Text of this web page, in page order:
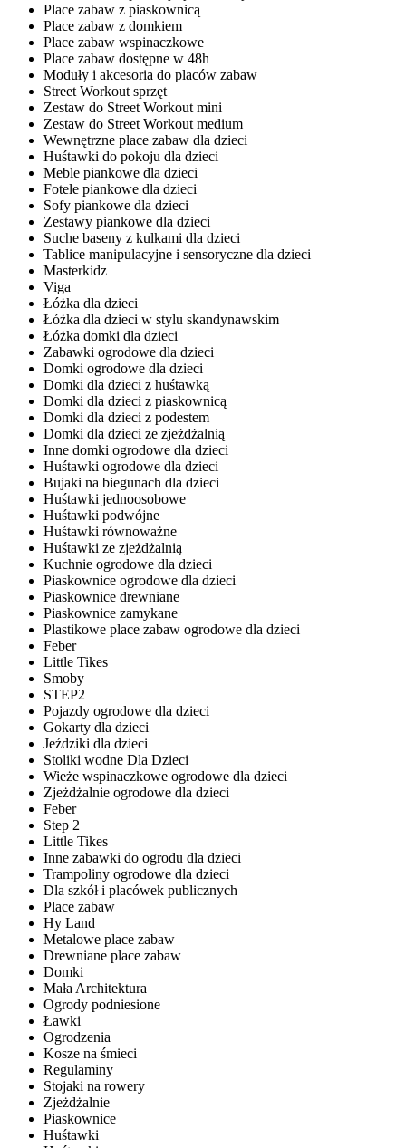
Place zabaw z piaskownicą
Place zabaw z domkiem
Place zabaw wspinaczkowe
Place zabaw dostępne w 48h
Moduły i akcesoria do placów zabaw
Street Workout sprzęt
Zestaw do Street Workout mini
Zestaw do Street Workout medium
Wewnętrzne place zabaw dla dzieci
Huśtawki do pokoju dla dzieci
Meble piankowe dla dzieci
Fotele piankowe dla dzieci
Sofy piankowe dla dzieci
Zestawy piankowe dla dzieci
Suche baseny z kulkami dla dzieci
Tablice manipulacyjne i sensoryczne dla dzieci
Masterkidz
Viga
Łóżka dla dzieci
Łóżka dla dzieci w stylu skandynawskim
Łóżka domki dla dzieci
Zabawki ogrodowe dla dzieci
Domki ogrodowe dla dzieci
Domki dla dzieci z huśtawką
Domki dla dzieci z piaskownicą
Domki dla dzieci z podestem
Domki dla dzieci ze zjeżdżalnią
Inne domki ogrodowe dla dzieci
Huśtawki ogrodowe dla dzieci
Bujaki na biegunach dla dzieci
Huśtawki jednoosobowe
Huśtawki podwójne
Huśtawki równoważne
Huśtawki ze zjeżdżalnią
Kuchnie ogrodowe dla dzieci
Piaskownice ogrodowe dla dzieci
Piaskownice drewniane
Piaskownice zamykane
Plastikowe place zabaw ogrodowe dla dzieci
Feber
Little Tikes
Smoby
STEP2
Pojazdy ogrodowe dla dzieci
Gokarty dla dzieci
Jeździki dla dzieci
Stoliki wodne Dla Dzieci
Wieże wspinaczkowe ogrodowe dla dzieci
Zjeżdżalnie ogrodowe dla dzieci
Feber
Step 2
Little Tikes
Inne zabawki do ogrodu dla dzieci
Trampoliny ogrodowe dla dzieci
Dla szkół i placówek publicznych
Place zabaw
Hy Land
Metalowe place zabaw
Drewniane place zabaw
Domki
Mała Architektura
Ogrody podniesione
Ławki
Ogrodzenia
Kosze na śmieci
Regulaminy
Stojaki na rowery
Zjeżdżalnie
Piaskownice
Huśtawki